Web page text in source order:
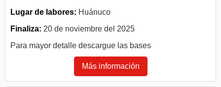
Lugar de labores: Huánuco
Finaliza: 20 de noviembre del 2025
Para mayor detalle descargue las bases
Más información